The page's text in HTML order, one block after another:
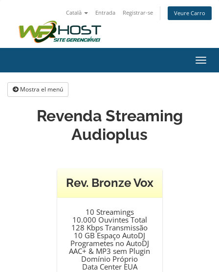
Català Entrada Registrar-se Veure Carro
la
Mostra el menú
Revenda Streaming
Audioplus
Rev. Bronze Vox
10 Streamings
10.000 Ouvintes Total
128 Kbps Transmissão
10 GB Espaço AutoDJ
Programetes no AutoDJ
AAC+ & MP3 sem Plugin
Domínio Próprio
Data Center EUA